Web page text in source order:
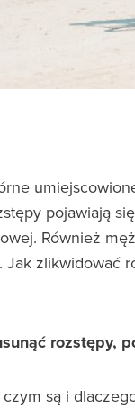
pojawiają
Również
zlikwidować
rozstępy,
są i